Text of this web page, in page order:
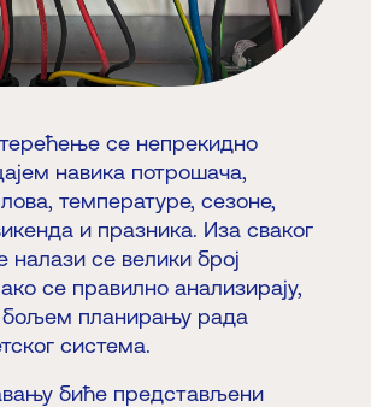
се непрекидно
навика потрошача,
температуре, сезоне,
и празника. Иза сваког
се велики број
се правилно анализирају,
бољем планирању рада
система.
биће представљени